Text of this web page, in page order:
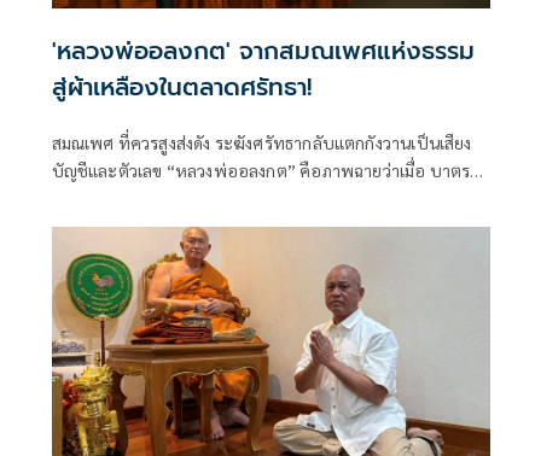
'หลวงพ่ออลงกต' จากสมณเพศแห่งธรรม
สู่ผ้าเหลืองในตลาดศรัทธา!
สมณเพศ ที่ควรสูงส่งดัง ระฆังศรัทธากลับแตกกังวานเป็นเสียง
บัญชีและตัวเลข “หลวงพ่ออลงกต” คือภาพฉายว่าเมื่อ บาตร
ตลาดบุญ สิ่งที่สังคมสูญเสียมิใช่พระรูปเดียวแต่คือรอยร้าวใหม่
ที่สั่นคลอนความเชื่อในพุทธศาสนา